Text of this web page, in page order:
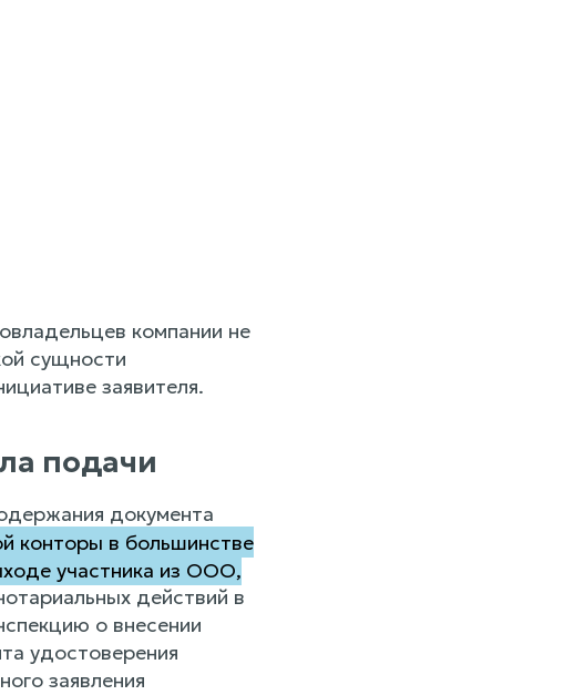
компании не
сущности
заявителя.
подачи
документа
конторы в большинстве
участника из ООО,
действий в
о внесении
удостоверения
заявления